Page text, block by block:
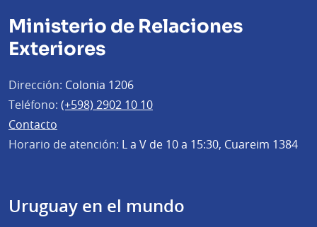
Ministerio de Relaciones
Exteriores
Dirección: Colonia 1206
Teléfono: (+598) 2902 10 10
Contacto
Horario de atención: L a V de 10 a 15:30, Cuareim 1384
Uruguay en el mundo